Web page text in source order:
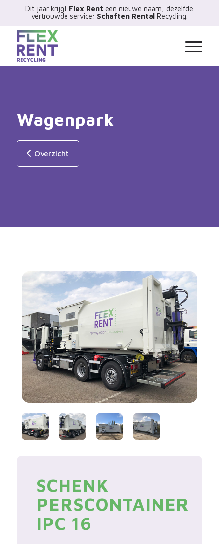
Dit jaar krijgt Flex Rent een nieuwe naam, dezelfde
vertrouwde service: Schaften RentalRecycling.
Wagenpark
Overzicht
SCHENK
PERSCONTAINER
IPC 16